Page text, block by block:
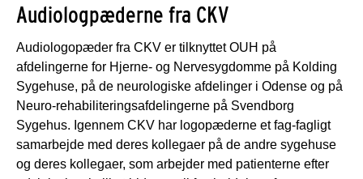
Audiologpæderne fra CKV
Audiologopæder fra CKV er tilknyttet OUH på
afdelingerne for Hjerne- og Nervesygdomme på Kolding
Sygehuse, på de neurologiske afdelinger i Odense og på
Neuro-rehabiliteringsafdelingerne på Svendborg
Sygehus. Igennem CKV har logopæderne et fag-fagligt
samarbejde med deres kollegaer på de andre sygehuse
og deres kollegaer, som arbejder med patienterne efter